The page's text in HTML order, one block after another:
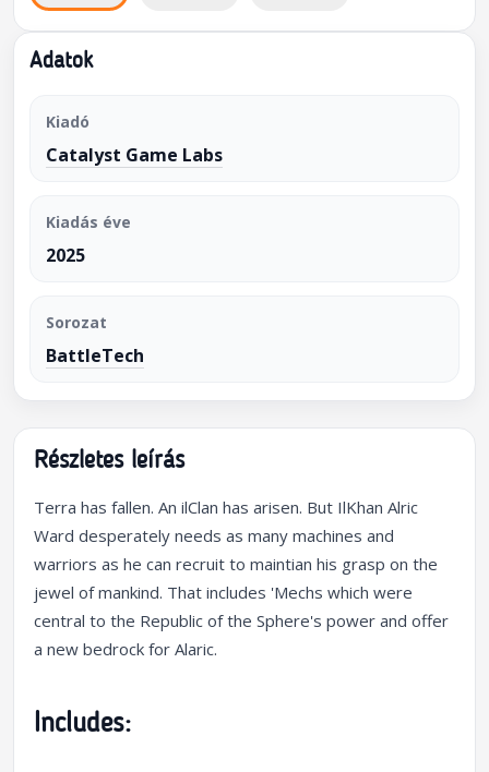
Adatok
Kiadó
Catalyst Game Labs
Kiadás éve
2025
Sorozat
BattleTech
Részletes leírás
Terra has fallen. An ilClan has arisen. But IlKhan Alric
Ward desperately needs as many machines and
warriors as he can recruit to maintian his grasp on the
jewel of mankind. That includes 'Mechs which were
central to the Republic of the Sphere's power and offer
a new bedrock for Alaric.
Includes: